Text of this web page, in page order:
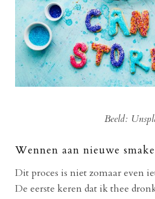
Beeld:
Wennen aan nieuwe
Dit proces is niet zomaar even
De eerste keren dat ik thee